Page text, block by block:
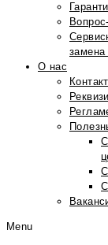
замена
О нас
Menu